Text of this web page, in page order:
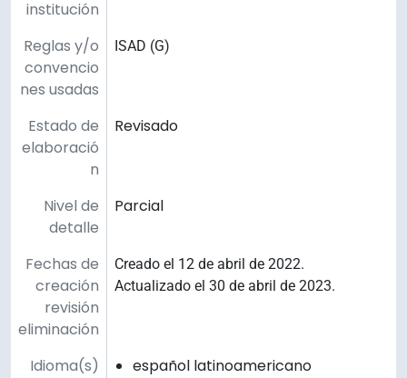
institución
Reglas y/o
convencio
nes usadas
ISAD (G)
Estado de
elaboració
n
Revisado
Nivel de
detalle
Parcial
Fechas de
creación
revisión
eliminación
Creado el 12 de abril de 2022.
Actualizado el 30 de abril de 2023.
Idioma(s)
español latinoamericano